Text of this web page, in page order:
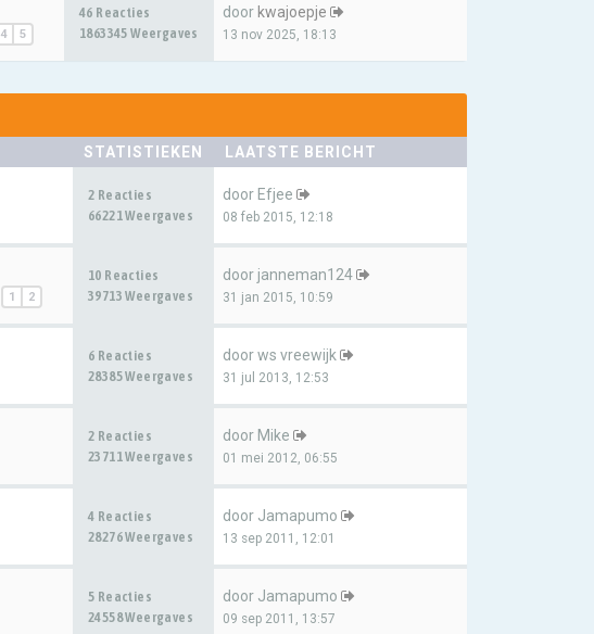
4 5
46 Reacties
1863345 Weergaves
door kwajoepje
13 nov 2025, 18:13
STATISTIEKEN LAATSTE BERICHT
2 Reacties
66221 Weergaves
door Efjee
08 feb 2015, 12:18
1 2
10 Reacties
39713 Weergaves
door janneman124
31 jan 2015, 10:59
6 Reacties
28385 Weergaves
doorws vreewijk
31 jul 2013, 12:53
2 Reacties
23711 Weergaves
door Mike
01 mei 2012, 06:55
4 Reacties
28276 Weergaves
door Jamapumo
13 sep 2011, 12:01
5 Reacties
24558 Weergaves
door Jamapumo
09 sep 2011, 13:57